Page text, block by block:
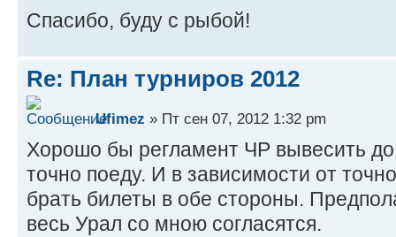
Спасибо, буду с рыбой!
Re: План турниров 2012
Ufimez » Пт сен 07, 2012 1:32 pm
Хорошо бы регламент ЧР вывесить до
точно поеду. И в зависимости от
брать билеты в обе стороны.
весь Урал со мною согласятся.